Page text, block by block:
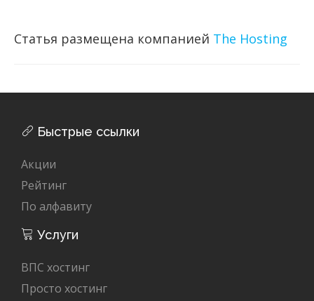
Статья размещена компанией The Hosting
Быстрые ссылки
Акции
Рейтинг
По алфавиту
Услуги
ВПС хостинг
Просто хостинг